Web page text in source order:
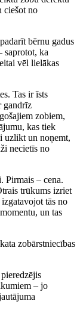
ciešot no
bērnu gadus
saprotot, ka
vēl lielākas
Tas ir īsts
gandrīz
zobiem,
kas tiek
uzlikt un noņemt,
necietīs no
Pirmais – cena.
trūkums izriet
tās no
un tas
zobārstniecības
– jo